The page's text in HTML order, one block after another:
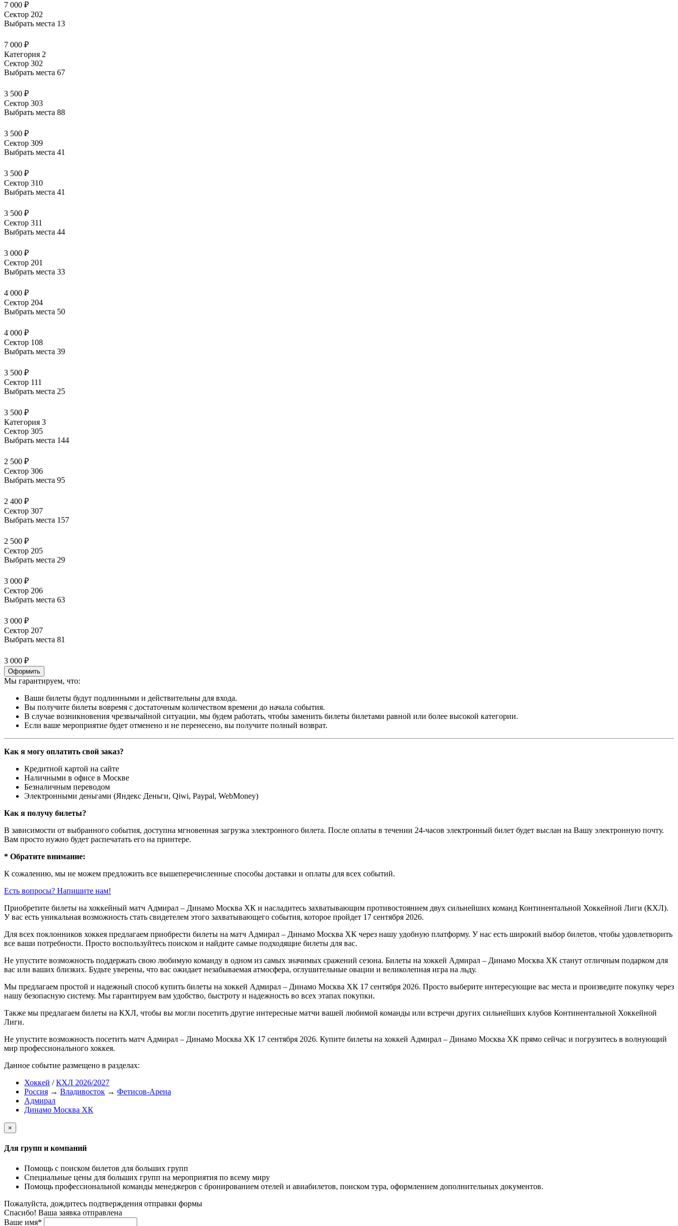
7 000 ₽
Сектор 202
Выбрать места 13
7 000 ₽
Категория 2
Сектор 302
Выбрать места 67
3 500 ₽
Сектор 303
Выбрать места 88
3 500 ₽
Сектор 309
Выбрать места 41
3 500 ₽
Сектор 310
Выбрать места 41
3 500 ₽
Сектор 311
Выбрать места 44
3 000 ₽
Сектор 201
Выбрать места 33
4 000 ₽
Сектор 204
Выбрать места 50
4 000 ₽
Сектор 108
Выбрать места 39
3 500 ₽
Сектор 111
Выбрать места 25
3 500 ₽
Категория 3
Сектор 305
Выбрать места 144
2 500 ₽
Сектор 306
Выбрать места 95
2 400 ₽
Сектор 307
Выбрать места 157
2 500 ₽
Сектор 205
Выбрать места 29
3 000 ₽
Сектор 206
Выбрать места 63
3 000 ₽
Сектор 207
Выбрать места 81
3 000 ₽
Оформить
Мы гарантируем, что:
Ваши билеты будут подлинными и действительны для входа.
Вы получите билеты вовремя с достаточным количеством времени до начала события.
В случае возникновения чрезвычайной ситуации, мы будем работать, чтобы заменить билеты билетами равной или более высокой категории.
Если ваше мероприятие будет отменено и не перенесено, вы получите полный возврат.
Как я могу оплатить свой заказ?
Кредитной картой на сайте
Наличными в офисе в Москве
Безналичным переводом
Электронными деньгами (Яндекс Деньги, Qiwi, Paypal, WebMoney)
Как я получу билеты?
В зависимости от выбранного события, доступна мгновенная загрузка электронного билета. После оплаты в течении 24-часов электронный билет будет выслан на Вашу электронную почту.
Вам просто нужно будет распечатать его на принтере.
* Обратите внимание:
К сожалению, мы не можем предложить все вышеперечисленные способы доставки и оплаты для всех событий.
Есть вопросы? Напишите нам!
Приобретите билеты на хоккейный матч Адмирал – Динамо Москва ХК и насладитесь захватывающим противостоянием двух сильнейших команд Континентальной Хоккейной Лиги (КХЛ).
У вас есть уникальная возможность стать свидетелем этого захватывающего события, которое пройдет 17 сентября 2026.
Для всех поклонников хоккея предлагаем приобрести билеты на матч Адмирал – Динамо Москва ХК через нашу удобную платформу. У нас есть широкий выбор билетов, чтобы удовлетворить
все ваши потребности. Просто воспользуйтесь поиском и найдите самые подходящие билеты для вас.
Не упустите возможность поддержать свою любимую команду в одном из самых значимых сражений сезона. Билеты на хоккей Адмирал – Динамо Москва ХК станут отличным подарком для
вас или ваших близких. Будьте уверены, что вас ожидает незабываемая атмосфера, оглушительные овации и великолепная игра на льду.
Мы предлагаем простой и надежный способ купить билеты на хоккей Адмирал – Динамо Москва ХК 17 сентября 2026. Просто выберите интересующие вас места и произведите покупку через
нашу безопасную систему. Мы гарантируем вам удобство, быстроту и надежность во всех этапах покупки.
Также мы предлагаем билеты на КХЛ, чтобы вы могли посетить другие интересные матчи вашей любимой команды или встречи других сильнейших клубов Континентальной Хоккейной
Лиги.
Не упустите возможность посетить матч Адмирал – Динамо Москва ХК 17 сентября 2026. Купите билеты на хоккей Адмирал – Динамо Москва ХК прямо сейчас и погрузитесь в волнующий
мир профессионального хоккея.
Данное событие размещено в разделах:
Хоккей /КХЛ 2026/2027
Россия → Владивосток → Фетисов-Арена
Адмирал
Динамо Москва ХК
×
Для групп и компаний
Помощь с поиском билетов для больших групп
Специальные цены для больших групп на мероприятия по всему миру
Помощь профессиональной команды менеджеров с бронированием отелей и авиабилетов, поиском тура, оформлением дополнительных документов.
Пожалуйста, дождитесь подтверждения отправки формы
Спасибо! Ваша заявка отправлена
Ваше имя*